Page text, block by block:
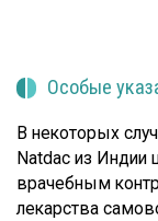
Особые
В некоторых
Natdac из Индии
врачебным
лекарства